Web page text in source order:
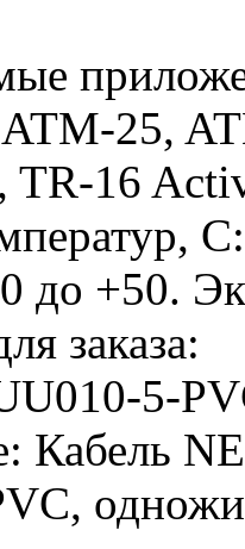
25,
16
С:
до +50.
заказа:
5-
Кабель